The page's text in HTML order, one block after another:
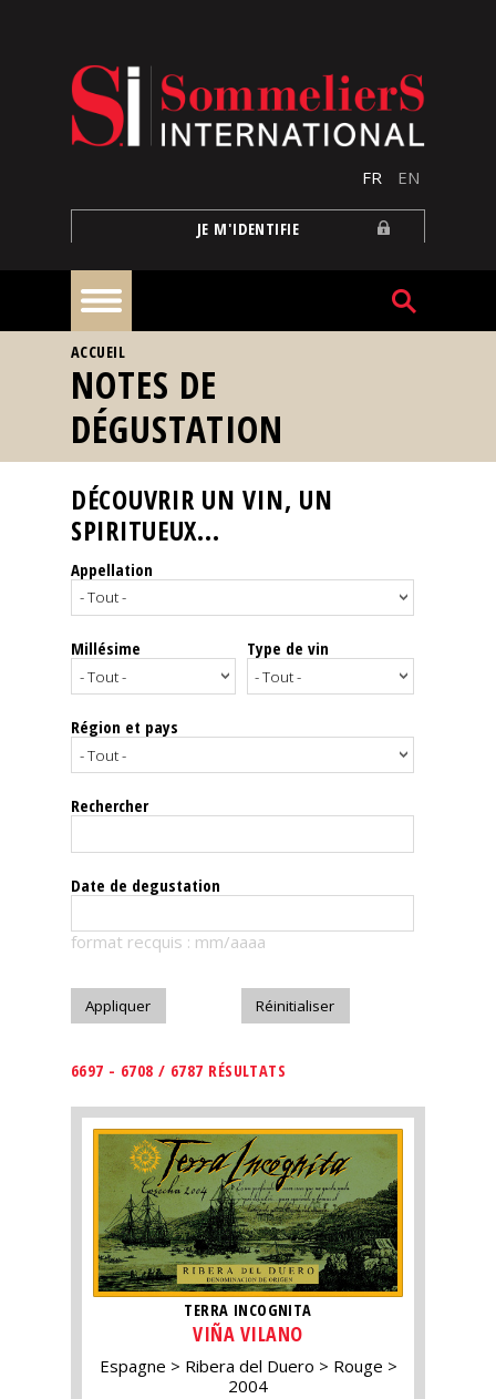
FR EN
JE M'IDENTIFIE
À
la
une
Reportages
Nos
Spiritueux
Notes
dégustation
Le
magazine
Télécharger
VOUS ÊTES ICI
ACCUEIL
NOTES DE
DÉGUSTATION
DÉCOUVRIR UN VIN, UN
SPIRITUEUX...
Appellation
Millésime Type de vin
Région et pays
Rechercher
Date de degustation
format recquis : mm/aaaa
6697 - 6708 / 6787 RÉSULTATS
TERRA INCOGNITA
VIÑA VILANO
Espagne Ribera del Duero
Rouge
2004